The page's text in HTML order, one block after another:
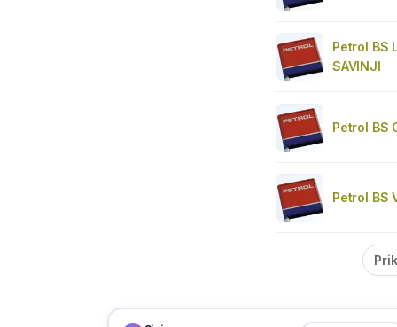
Petrol BS
SAVINJI
Petrol BS
Petrol BS